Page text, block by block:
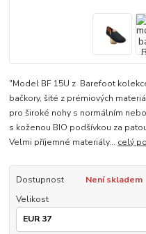
"Model BF 15U z Barefoot
bačkory, šité z prémiových
pro široké nohy s normálním
s koženou BIO podšívkou za
Velmi příjemné materiály... celý
Dostupnost
Není skladem
Velikost